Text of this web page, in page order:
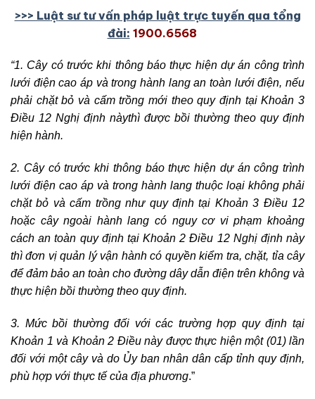
>>> Luật sư tư vấn pháp luật trực tuyến qua tổng
đài: 1900.6568
“1. Cây có trước khi thông báo thực hiện dự án công trình
lưới điện cao áp và trong hành lang an toàn lưới điện, nếu
phải chặt bỏ và cấm trồng mới theo quy định tại Khoản 3
Điều 12 Nghị định nàythì được bồi thường theo quy định
hiện hành.
2. Cây có trước khi thông báo thực hiện dự án công trình
lưới điện cao áp và trong hành lang thuộc loại không phải
chặt bỏ và cấm trồng như quy định tại Khoản 3 Điều 12
hoặc cây ngoài hành lang có nguy cơ vi phạm khoảng
cách an toàn quy định tại Khoản 2 Điều 12 Nghị định này
thì đơn vị quản lý vận hành có quyền kiểm tra, chặt, tỉa cây
để đảm bảo an toàn cho đường dây dẫn điện trên không và
thực hiện bồi thường theo quy định.
3. Mức bồi thường đối với các trường hợp quy định tại
Khoản 1 và Khoản 2 Điều này được thực hiện một (01) lần
đối với một cây và do Ủy ban nhân dân cấp tỉnh quy định,
phù hợp với thực tế của địa phương.”